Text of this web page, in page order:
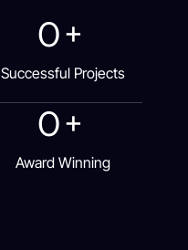
0+
Successful Projects
0+
Award Winning